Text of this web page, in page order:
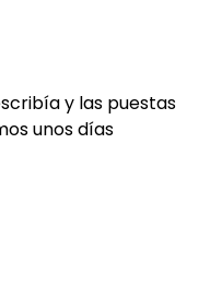
y las puestas
unos días